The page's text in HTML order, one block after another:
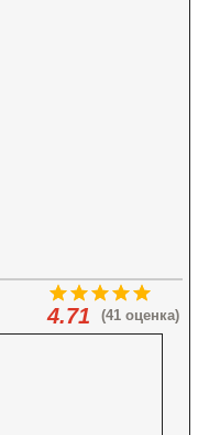
(41 оценка)
4.71